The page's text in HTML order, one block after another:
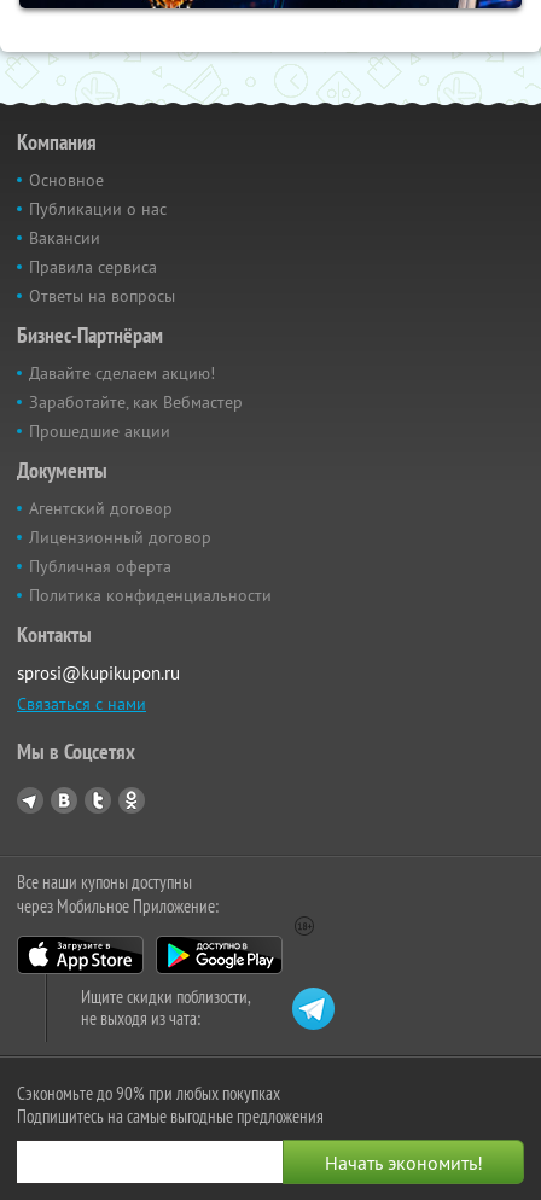
Компания
Основное
Публикации о нас
Вакансии
Правила сервиса
Ответы на вопросы
Бизнес-Партнёрам
Давайте сделаем акцию!
Заработайте, как Вебмастер
Прошедшие акции
Документы
Агентский договор
Лицензионный договор
Публичная оферта
Политика конфиденциальности
Контакты
sprosi@kupikupon.ru
Связаться с нами
Мы в Соцсетях
Все наши купоны доступны
через Мобильное Приложение:
Ищите скидки поблизости,
не выходя из чата:
Сэкономьте до 90% при любых покупках
Подпишитесь на самые выгодные предложения